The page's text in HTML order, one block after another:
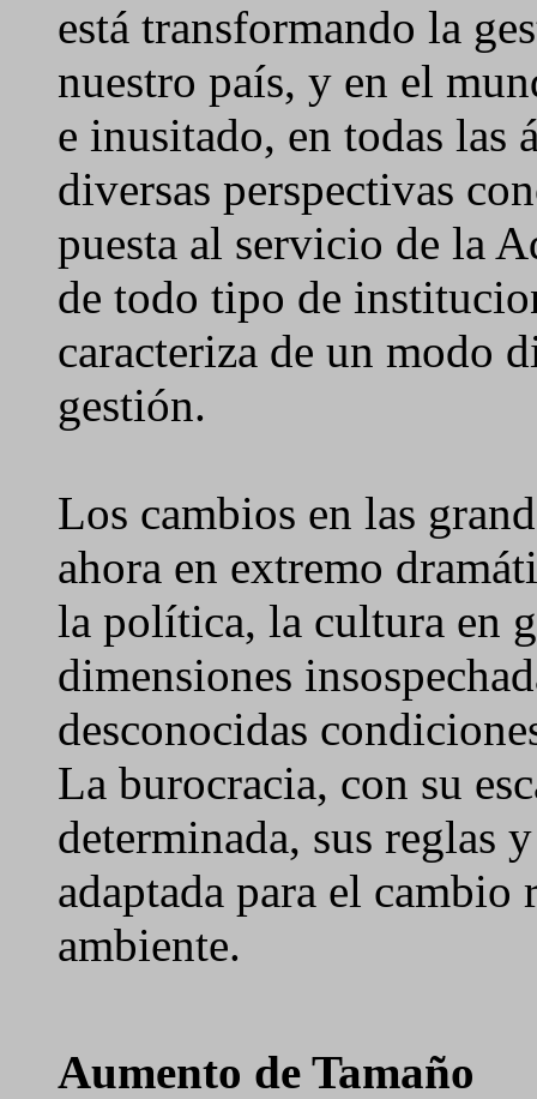
está transformando la
nuestro país, y en el
e inusitado, en todas las
diversas perspectivas
puesta al servicio de la
de todo tipo de
caracteriza de un modo
gestión.
Los cambios en las
ahora en extremo
la política, la cultura en
dimensiones
desconocidas
La burocracia, con su
determinada, sus reglas
adaptada para el
ambiente.
Aumento de Tamaño